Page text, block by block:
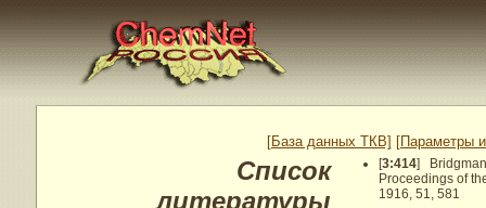
[База данных ТКВ] [Параметры
Список
литературы
[3:414] Bridgman
Proceedings of
1916, 51, 581